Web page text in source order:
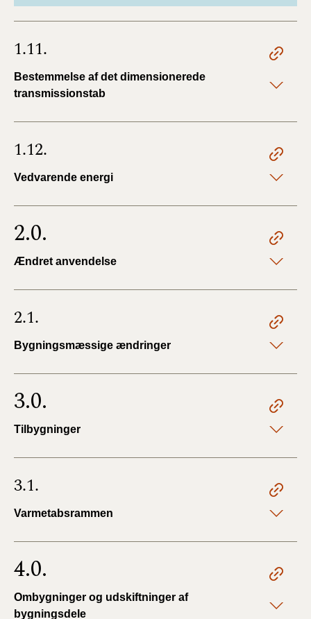
1.11.
Bestemmelse af det dimensionerede
transmissionstab
1.12.
Vedvarende energi
2.0.
Ændret anvendelse
2.1.
Bygningsmæssige ændringer
3.0.
Tilbygninger
3.1.
Varmetabsrammen
4.0.
Ombygninger og udskiftninger af
bygningsdele